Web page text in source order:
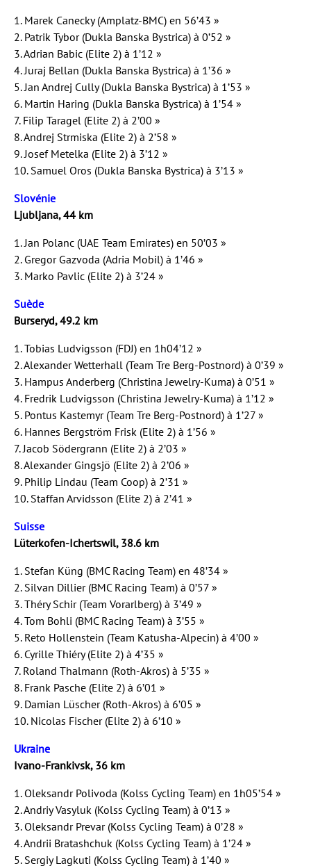
1. Marek Canecky (Amplatz-BMC) en 56’43 »
2. Patrik Tybor (Dukla Banska Bystrica) à 0’52 »
3. Adrian Babic (Elite 2) à 1’12 »
4. Juraj Bellan (Dukla Banska Bystrica) à 1’36 »
5. Jan Andrej Cully (Dukla Banska Bystrica) à 1’53 »
6. Martin Haring (Dukla Banska Bystrica) à 1’54 »
7. Filip Taragel (Elite 2) à 2’00 »
8. Andrej Strmiska (Elite 2) à 2’58 »
9. Josef Metelka (Elite 2) à 3’12 »
10. Samuel Oros (Dukla Banska Bystrica) à 3’13 »
Slovénie
Ljubljana, 44 km
1. Jan Polanc (UAE Team Emirates) en 50’03 »
2. Gregor Gazvoda (Adria Mobil) à 1’46 »
3. Marko Pavlic (Elite 2) à 3’24 »
Suède
Burseryd, 49.2 km
1. Tobias Ludvigsson (FDJ) en 1h04’12 »
2. Alexander Wetterhall (Team Tre Berg-Postnord) à 0’39 »
3. Hampus Anderberg (Christina Jewelry-Kuma) à 0’51 »
4. Fredrik Ludvigsson (Christina Jewelry-Kuma) à 1’12 »
5. Pontus Kastemyr (Team Tre Berg-Postnord) à 1’27 »
6. Hannes Bergström Frisk (Elite 2) à 1’56 »
7. Jacob Södergrann (Elite 2) à 2’03 »
8. Alexander Gingsjö (Elite 2) à 2’06 »
9. Philip Lindau (Team Coop) à 2’31 »
10. Staffan Arvidsson (Elite 2) à 2’41 »
Suisse
Lüterkofen-Ichertswil, 38.6 km
1. Stefan Küng (BMC Racing Team) en 48’34 »
2. Silvan Dillier (BMC Racing Team) à 0’57 »
3. Théry Schir (Team Vorarlberg) à 3’49 »
4. Tom Bohli (BMC Racing Team) à 3’55 »
5. Reto Hollenstein (Team Katusha-Alpecin) à 4’00 »
6. Cyrille Thiéry (Elite 2) à 4’35 »
7. Roland Thalmann (Roth-Akros) à 5’35 »
8. Frank Pasche (Elite 2) à 6’01 »
9. Damian Lüscher (Roth-Akros) à 6’05 »
10. Nicolas Fischer (Elite 2) à 6’10 »
Ukraine
Ivano-Frankivsk, 36 km
1. Oleksandr Polivoda (Kolss Cycling Team) en 1h05’54 »
2. Andriy Vasyluk (Kolss Cycling Team) à 0’13 »
3. Oleksandr Prevar (Kolss Cycling Team) à 0’28 »
4. Andrii Bratashchuk (Kolss Cycling Team) à 1’24 »
5. Sergiy Lagkuti (Kolss Cycling Team) à 1’40 »